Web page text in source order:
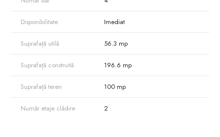
Disponibilitate Imediat
Suprafață utilă 56.3 mp
Suprafață construită 196.6 mp
Suprafață teren 100 mp
Număr etaje clădire 2